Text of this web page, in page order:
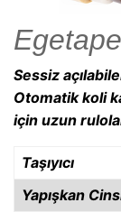
Sessiz
Otomatik koli
için uzun
Taşıyıcı
Yapışkan